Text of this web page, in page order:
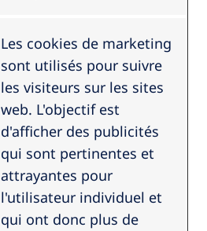
Les cookies de marketing
sont utilisés pour suivre
les visiteurs sur les sites
web. L'objectif est
d'afficher des publicités
qui sont pertinentes et
attrayantes pour
l'utilisateur individuel et
qui ont donc plus de